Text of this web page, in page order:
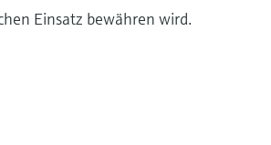
Einsatz bewähren wird.